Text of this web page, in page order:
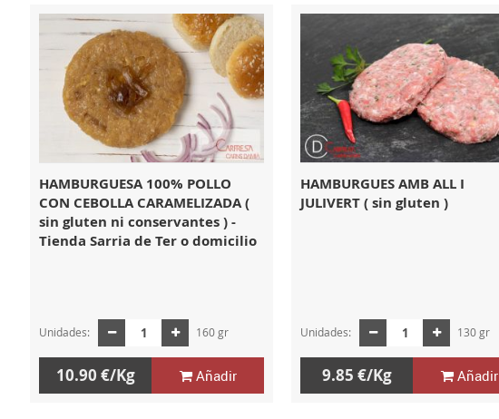
HAMBURGUESA 100% POLLO
CON CEBOLLA CARAMELIZADA (
sin gluten ni conservantes ) -
Tienda Sarria de Ter o domicilio
Unidades: 160 gr
10.90 €/Kg Añadir
HAMBURGUES AMB ALL I
JULIVERT ( sin gluten )
Unidades: 130 gr
9.85 €/Kg Añadir